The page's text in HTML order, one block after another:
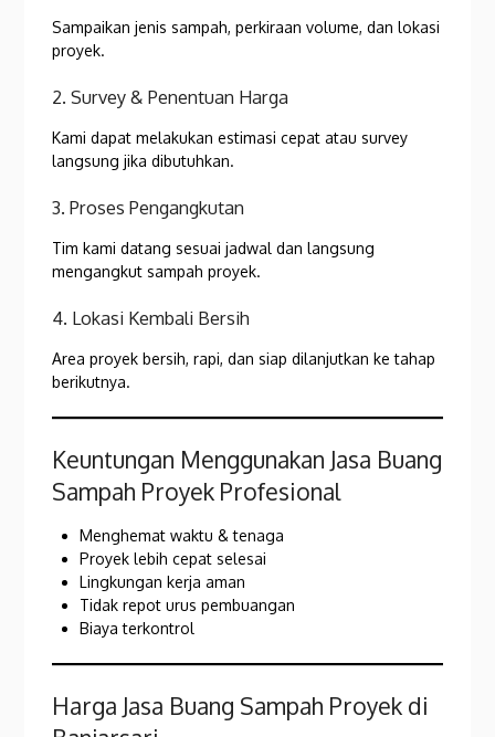
Sampaikan jenis sampah, perkiraan volume, dan lokasi
proyek.
2. Survey & Penentuan Harga
Kami dapat melakukan estimasi cepat atau survey
langsung jika dibutuhkan.
3. Proses Pengangkutan
Tim kami datang sesuai jadwal dan langsung
mengangkut sampah proyek.
4. Lokasi Kembali Bersih
Area proyek bersih, rapi, dan siap dilanjutkan ke tahap
berikutnya.
Keuntungan Menggunakan Jasa Buang
Sampah Proyek Profesional
Menghemat waktu & tenaga
Proyek lebih cepat selesai
Lingkungan kerja aman
Tidak repot urus pembuangan
Biaya terkontrol
Harga Jasa Buang Sampah Proyek di